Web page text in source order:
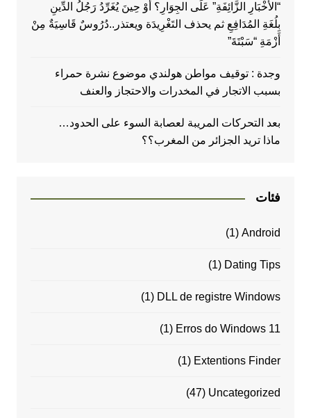
“الأَخْبَارِ الزَّائِفَةِ” عَلَى الجِوَارِ؟ أَوْ حِينَ يُغَرِّدُ رَجُلُ الدِّينِ
بِلُغَةِ المُدَافِعِ ثم يحذف التَغْرِيدَة ويعتذر..دُرُوسٌ قَاسِيَةٌ مِنْ
أَزْمَةِ “سَبْتَةَ”
وجدة : توقيف مواطن هولندي موضوع نشرة حمراء
بسبب الاتجار في المخدرات والاحتجاز والعنف
بعد التحركات المريبة لعصابة السوء على الحدود…
ماذا تريد الجزائر من المغرب؟؟
فئات
Android
(1)
Dating Tips
(1)
DLL de registre Windows
(1)
Erros do Windows 11
(1)
Extentions Finder
(1)
Uncategorized
(47)